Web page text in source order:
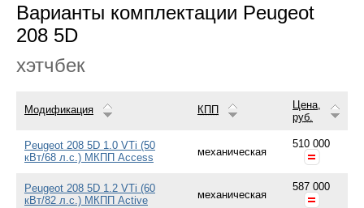
Варианты комплектации Peugeot
208 5D
хэтчбек
Модификация КПП
Цена,
руб.
Peugeot 208 5D 1.0 VTi (50
кВт/68 л.с.) МКПП Access
механическая
510 000
Peugeot 208 5D 1.2 VTi (60
кВт/82 л.с.) МКПП Active
механическая
587 000